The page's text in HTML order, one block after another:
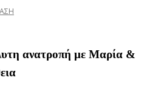
ανατροπή με Μαρία &